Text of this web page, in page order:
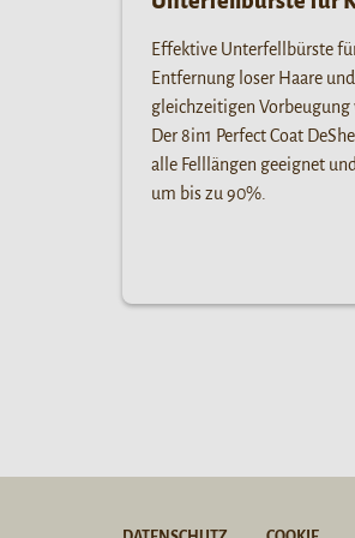
Effektive Unterfellbürste
Entfernung loser Haare
gleichzeitigen
Der 8in1 Perfect Coat
alle Felllängen geeignet
um bis zu 90%.